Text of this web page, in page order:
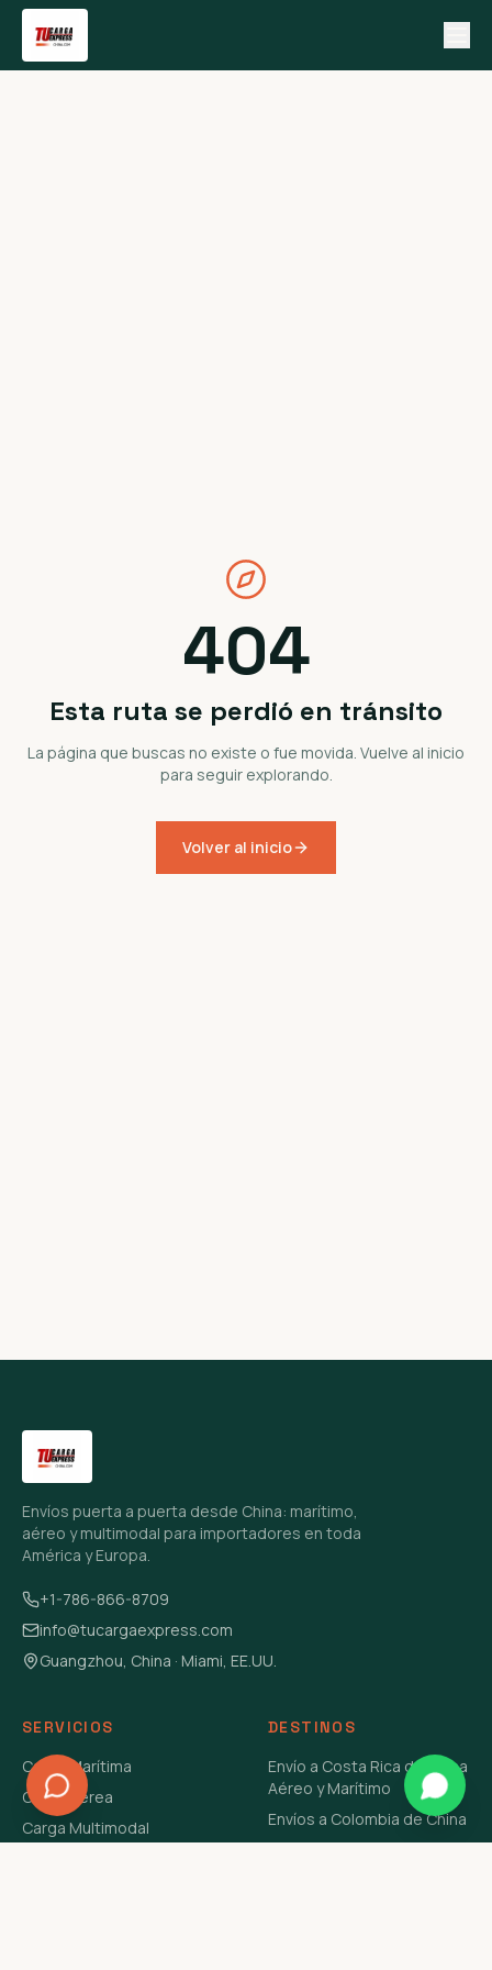
404
Esta ruta se perdió en tránsito
La página que buscas no existe o fue movida. Vuelve al inicio
para seguir explorando.
Volver al inicio
Envíos puerta a puerta desde China: marítimo,
aéreo y multimodal para importadores en toda
América y Europa.
+1-786-866-8709
info@tucargaexpress.com
Guangzhou, China · Miami, EE.UU.
SERVICIOS
Carga Marítima
Carga Aérea
Carga Multimodal
DESTINOS
Envío a Costa Rica de China
Aéreo y Marítimo
Envíos a Colombia de China